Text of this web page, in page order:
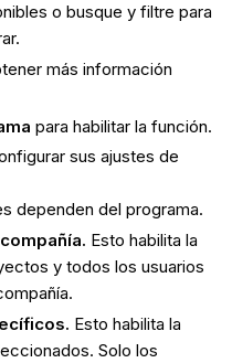
o busque y filtre para
más información
para habilitar la función.
sus ajustes de
dependen del programa.
Esto habilita la
y todos los usuarios
Esto habilita la
Solo los